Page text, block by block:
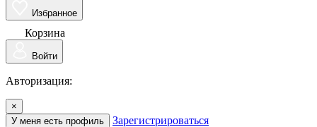
Избранное
Корзина
Войти
Авторизация:
×
У меня есть профиль
Зарегистрироваться